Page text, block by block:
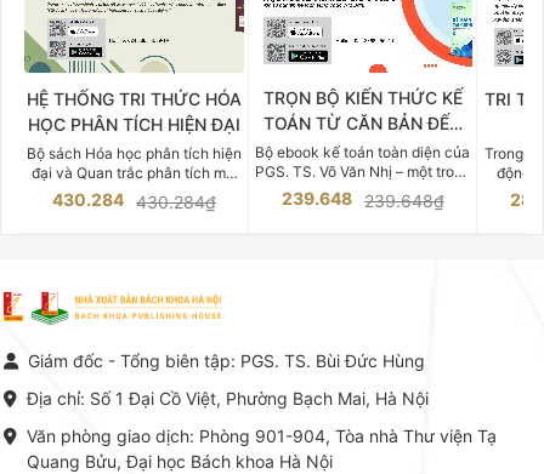
HỆ THỐNG TRI THỨC HÓA
HỌC PHÂN TÍCH HIỆN ĐẠI
Bộ sách Hóa học phân tích hiện
đại và Quan trắc phân tích môi
trường của Cố Giáo sư, Tiến sĩ
Phạm Luận là một trong những
vực Hóa học phân tích tại Việt
Nam hiện nay. Bộ sách mang
đến một hệ thống tri thức hoàn
thuật thực hành -> Ứng dụng
chuyên ngành, được NXB Bách
khoa Hà Nội ấn hành cả hai
phiên bản sách giấy và điện tử.
430.284 430.284₫
TRỌN BỘ KIẾN THỨC KẾ
TOÁN TỪ CĂN BẢN ĐẾN
CHUYÊN SÂU
Bộ ebook kế toán toàn diện của
PGS. TS. Võ Văn Nhị – một trong
những chuyên gia hàng đầu,
giàu kinh nghiệm trong lĩnh vực
239.648 239.648₫
TRI
Trong
động
việc
tế và
tín trong
lý. Các
Giám đốc - Tổng biên tập: PGS. TS. Bùi Đức Hùng
Địa chỉ: Số 1 Đại Cồ Việt, Phường Bạch Mai, Hà Nội
Văn phòng giao dịch: Phòng 901-904, Tòa nhà Thư viện Tạ
Quang Bửu, Đại học Bách khoa Hà Nội